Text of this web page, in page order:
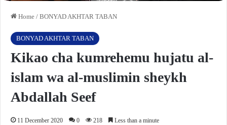
Home / BONYAD AKHTAR TABAN
BONYAD AKHTAR TABAN
Kikao cha kumrehemu hujatu al-
islam wa al-muslimin sheykh
Abdallah Seef
11 December 2020 0 218 Less than a minute